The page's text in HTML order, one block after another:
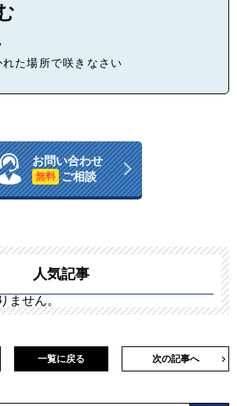
た場所で咲きなさい
お問い合わせ
無料 ご相談
人気記事
ません。
次の記事へ
一覧に戻る